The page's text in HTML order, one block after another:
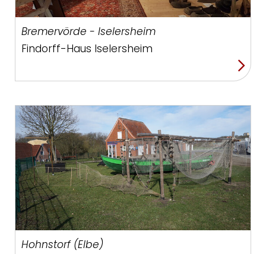
Bremervörde - Iselersheim
Findorff-Haus Iselersheim
Hohnstorf (Elbe)